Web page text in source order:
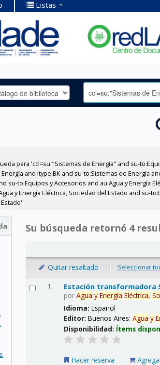
Listas
para 'ccl=su:"Sistemas de Energía" and su-
and itype:BK and su-to:Sistemas de Energía
su-to:Equipos y Accesorios and au:Agua y Energía
y Energía Eléctrica, Sociedad del Estado and su-
Su búsqueda retornó 4
Quitar resaltado | Seleccionar
1. Estación transformadora
porAgua y Energía Eléctrica,
Idioma:Español
Editor:Buenos Aires:Agua y
Disponibilidad: Ítems
Hacer reserva